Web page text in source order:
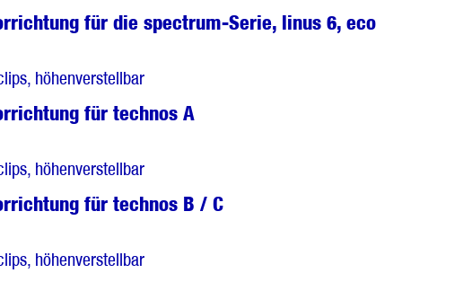
für die spectrum-Serie, linus 6, eco
höhenverstellbar
für technos A
höhenverstellbar
für technos B / C
höhenverstellbar